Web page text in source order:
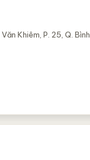
Khiêm, P. 25, Q. Bình